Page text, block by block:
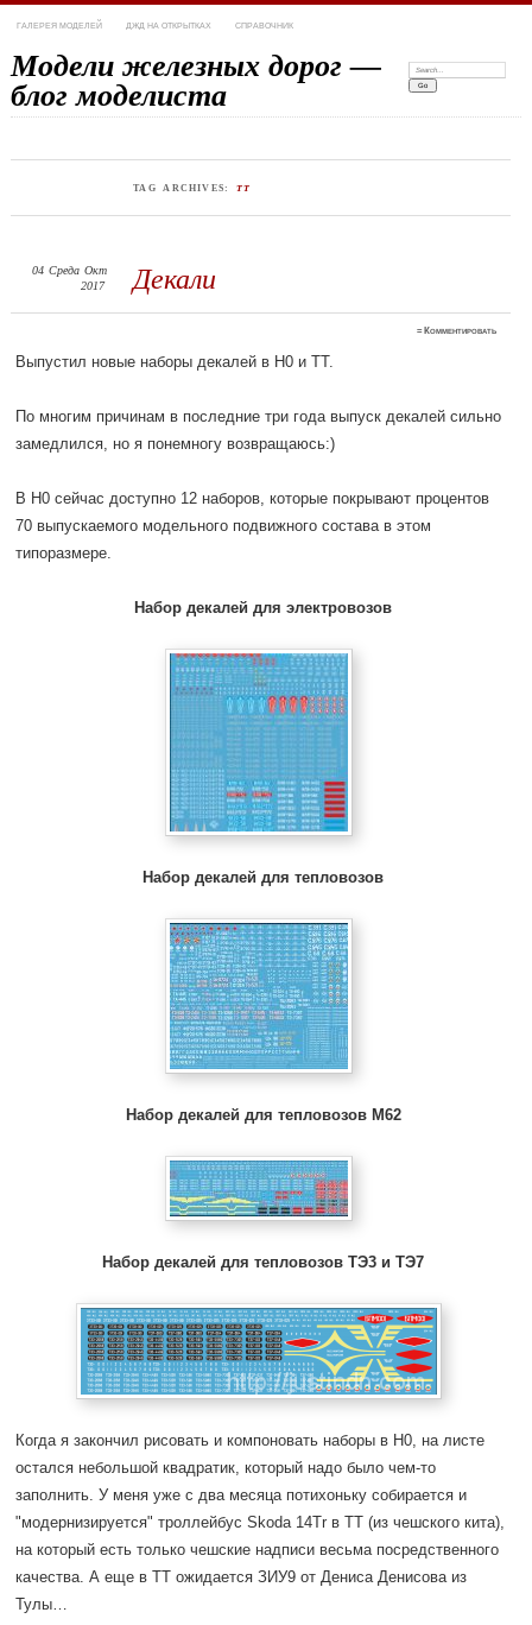
ГАЛЕРЕЯ МОДЕЛЕЙ ДЖД НА ОТКРЫТКАХ СПРАВОЧНИК
Модели железных дорог —
блог моделиста
Search:
TAG ARCHIVES: ТТ
Декали
04 Среда Окт
2017
≈ Комментировать
Выпустил новые наборы декалей в H0 и TT.
По многим причинам в последние три года выпуск декалей сильно
замедлился, но я понемногу возвращаюсь:)
В H0 сейчас доступно 12 наборов, которые покрывают процентов
70 выпускаемого модельного подвижного состава в этом
типоразмере.
Набор декалей для электровозов
Набор декалей для тепловозов
Набор декалей для тепловозов М62
Набор декалей для тепловозов ТЭ3 и ТЭ7
Когда я закончил рисовать и компоновать наборы в H0, на листе
остался небольшой квадратик, который надо было чем-то
заполнить. У меня уже с два месяца потихоньку собирается и
"модернизируется" троллейбус Skoda 14Tr в ТТ (из чешского кита),
на который есть только чешские надписи весьма посредственного
качества. А еще в ТТ ожидается ЗИУ9 от Дениса Денисова из
Тулы…